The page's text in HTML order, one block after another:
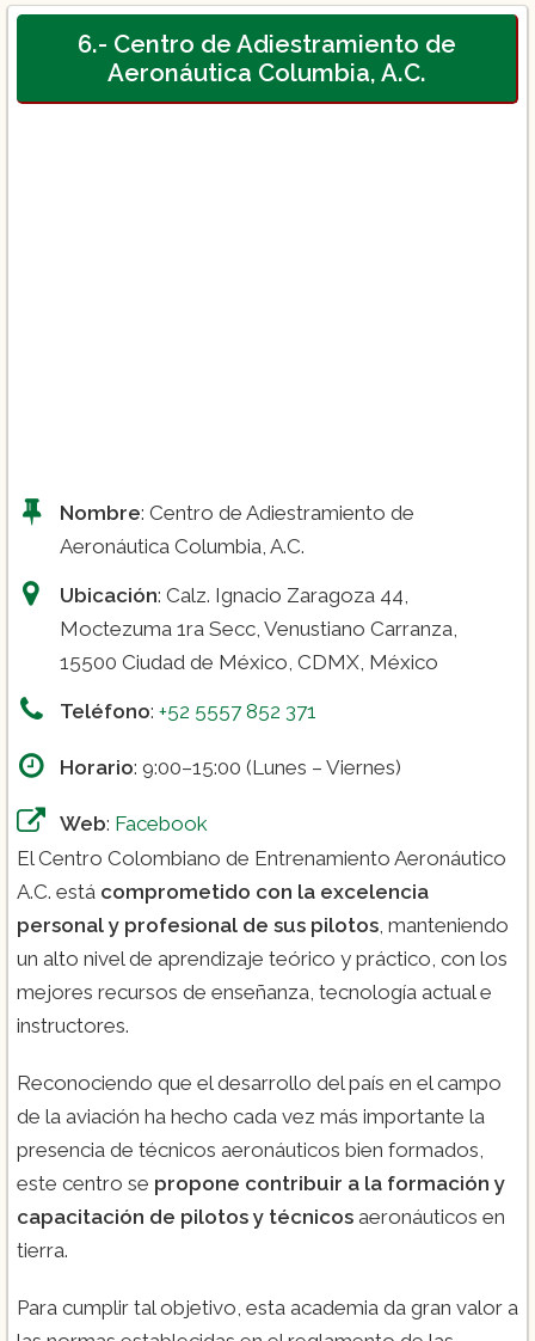
6.- Centro de Adiestramiento de
Aeronáutica Columbia, A.C.
Nombre: Centro de Adiestramiento de
Aeronáutica Columbia, A.C.
Ubicación: Calz. Ignacio Zaragoza 44,
Moctezuma 1ra Secc, Venustiano Carranza,
15500 Ciudad de México, CDMX, México
Teléfono: +52 5557 852 371
Horario: 9:00–15:00 (Lunes – Viernes)
Web: Facebook
El Centro Colombiano de Entrenamiento Aeronáutico
A.C. está comprometido con la excelencia
personal y profesional de sus pilotos , manteniendo
un alto nivel de aprendizaje teórico y práctico, con los
mejores recursos de enseñanza, tecnología actual e
instructores.
Reconociendo que el desarrollo del país en el campo
de la aviación ha hecho cada vez más importante la
presencia de técnicos aeronáuticos bien formados,
este centro se propone contribuir a la formación y
capacitación de pilotos y técnicos aeronáuticos en
tierra.
Para cumplir tal objetivo, esta academia da gran valor a